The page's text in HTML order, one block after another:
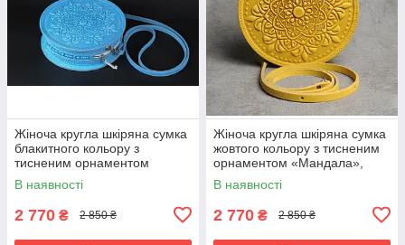
Жіноча кругла шкіряна сумка
блакитного кольору з
тисненим орнаментом
«Мандала», діаметр 22 см
В наявності
2 770 ₴ 2 850 ₴
Жіноча кругла шкіряна сумка
жовтого кольору з тисненим
орнаментом «Мандала»,
діаметр 22 см
В наявності
2 770 ₴ 2 850 ₴